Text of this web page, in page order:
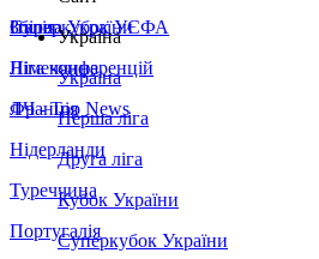
Збірна України
Італія
Німеччина
Франція
Нідерланди
Туреччина
Португалія
Суперкубок УЄФА
Ліга конференцій
ЛЧ - Top News
Україна
Україна
Перша ліга
Друга ліга
Кубок України
Суперкубок України